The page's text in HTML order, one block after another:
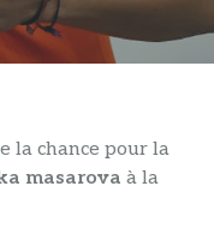
la chance pour la
masarova à la